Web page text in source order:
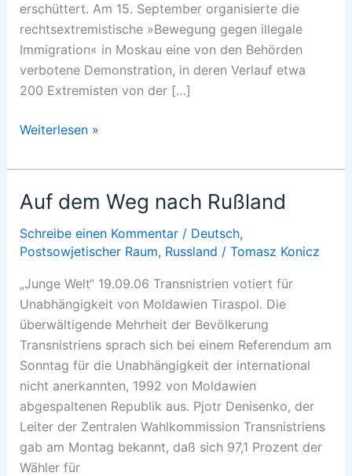
erschüttert. Am 15. September organisierte die
rechtsextremistische »Bewegung gegen illegale
Immigration« in Moskau eine von den Behörden
verbotene Demonstration, in deren Verlauf etwa
200 Extremisten von der […]
Welle
Gewalt
Weiterlesen »
Auf dem Weg nach Rußland
Schreibe einen Kommentar / Deutsch,
Postsowjetischer Raum, Russland / Tomasz Konicz
„Junge Welt“ 19.09.06 Transnistrien votiert für
Unabhängigkeit von Moldawien Tiraspol. Die
überwältigende Mehrheit der Bevölkerung
Transnistriens sprach sich bei einem Referendum am
Sonntag für die Unabhängigkeit der international
nicht anerkannten, 1992 von Moldawien
abgespaltenen Republik aus. Pjotr Denisenko, der
Leiter der Zentralen Wahlkommission Transnistriens
gab am Montag bekannt, daß sich 97,1 Prozent der
Wähler für